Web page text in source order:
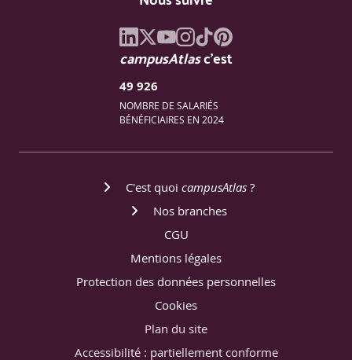
campusAtlasc'est
49 926
NOMBRE DE SALARIÉS
BÉNÉFICIAIRES EN 2024
C'est quoi campusAtlas ?
Nos branches
CGU
Mentions légales
Protection des données personnelles
Cookies
Plan du site
Accessibilité : partiellement conforme